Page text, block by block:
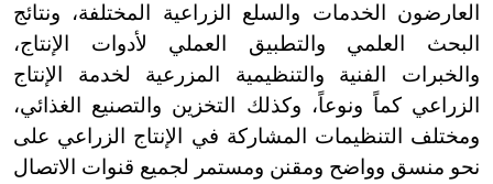
العارضون الخدمات والسلع الزراعية المختلفة، ونتائج
البحث العلمي والتطبيق العملي لأدوات الإنتاج،
والخبرات الفنية والتنظيمية المزرعية لخدمة الإنتاج
الزراعي كماً ونوعاً، وكذلك التخزين والتصنيع الغذائي،
ومختلف التنظيمات المشاركة في الإنتاج الزراعي على
نحو منسق وواضح ومقنن ومستمر لجميع قنوات الاتصال